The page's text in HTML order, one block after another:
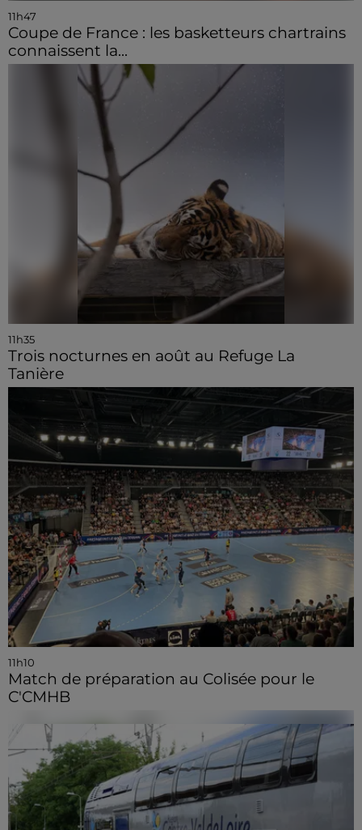
11h47
Coupe de France : les basketteurs chartrains
connaissent la...
11h35
Trois nocturnes en août au Refuge La
Tanière
11h10
Match de préparation au Colisée pour le
C'CMHB